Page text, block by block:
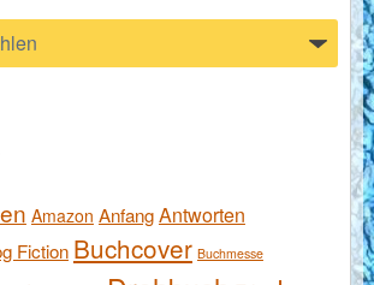
Amazon AnfangAntworten
Fiction Buchcover Buchmesse